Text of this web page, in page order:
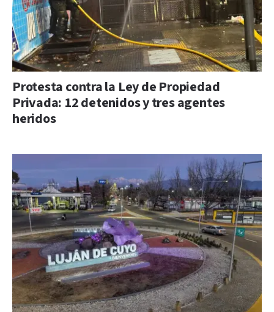
Protesta contra la Ley de Propiedad
Privada: 12 detenidos y tres agentes
heridos